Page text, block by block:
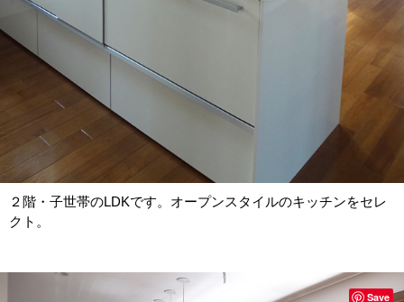
２階・子世帯のLDKです。オープンスタイルのキッチンをセレ
クト。
Save